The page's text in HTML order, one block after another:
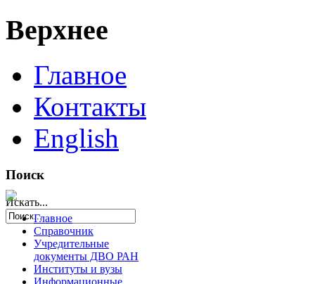
Верхнее
Главное
Контакты
English
Поиск
Искать...
Главное
Справочник
Учредительные
документы ДВО РАН
Институты и вузы